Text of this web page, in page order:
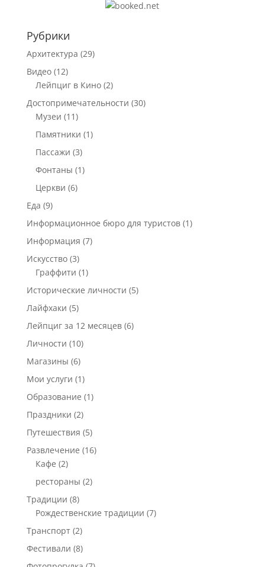
Рубрики
Архитектура (29)
Видео(12)
Лейпциг в Кино(2)
Достопримечательности (30)
Музеи (11)
Памятники (1)
Пассажи (3)
Фонтаны (1)
Церкви (6)
Еда (9)
Информационное бюро для туристов(1)
Информация (7)
Искусство(3)
Граффити (1)
Исторические личности (5)
Лайфхаки (5)
Лейпциг за 12 месяцев(6)
Личности (10)
Магазины (6)
Мои услуги (1)
Образование (1)
Праздники (2)
Путешествия (5)
Развлечение (16)
Кафе (2)
рестораны (2)
Традиции (8)
Рождественские традиции (7)
Транспорт(2)
Фестивали (8)